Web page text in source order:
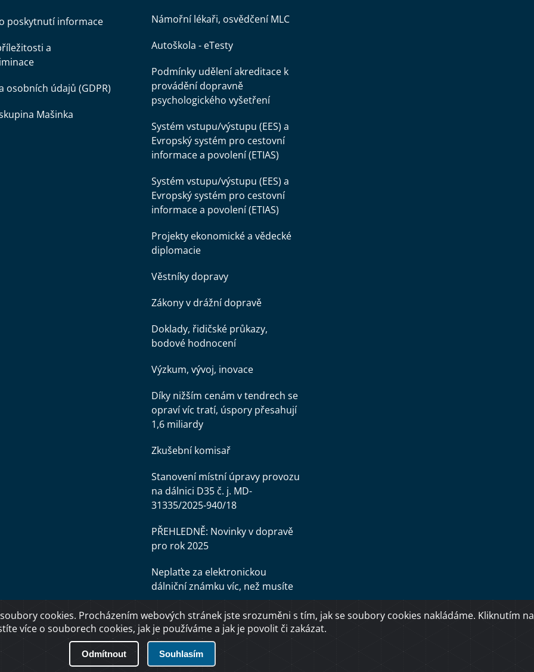
poskytnutí informace
a
osobních údajů (GDPR)
Mašinka
Námořní lékaři, osvědčení MLC
Autoškola - eTesty
Podmínky udělení akreditace k
provádění dopravně
psychologického vyšetření
Systém vstupu/výstupu (EES) a
Evropský systém pro cestovní
informace a povolení (ETIAS)
Systém vstupu/výstupu (EES) a
Evropský systém pro cestovní
informace a povolení (ETIAS)
Projekty ekonomické a vědecké
diplomacie
Věstníky dopravy
Zákony v drážní dopravě
Doklady, řidičské průkazy,
bodové hodnocení
Výzkum, vývoj, inovace
Díky nižším cenám v tendrech se
opraví víc tratí, úspory přesahují
1,6 miliardy
Zkušební komisař
Stanovení místní úpravy provozu
na dálnici D35 č. j. MD-
31335/2025-940/18
PŘEHLEDNĚ: Novinky v dopravě
pro rok 2025
Neplaťte za elektronickou
dálniční známku víc, než musíte
Copyright © 2026 Ministerstvo dopravy ČR
cookies. Procházením webových stránek jste srozuměni s tím, jak se soubory cookies nakládáme. Kliknutím na
více o souborech cookies, jak je používáme a jak je povolit či zakázat.
Odmítnout Souhlasím